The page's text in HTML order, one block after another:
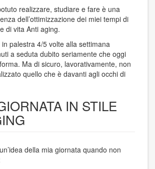
realizzare, studiare e fare è una
dell’ottimizzazione dei miei tempi di
di vita Anti aging.
palestra 4/5 volte alla settimana
a seduta dubito seriamente che oggi
Ma di sicuro, lavorativamente, non
quello che è davanti agli occhi di
IN STILE
della mia giornata quando non